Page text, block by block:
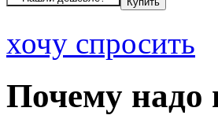
хочу спросить
Почему надо